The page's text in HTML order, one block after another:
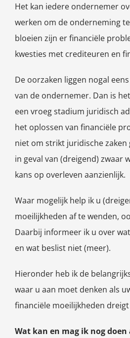
Het kan iedere ondernemer
werken om de onderneming
bloeien zijn er financiële
kwesties met crediteuren en
De oorzaken liggen nogal
van de ondernemer. Dan is
een vroeg stadium juridisch
het oplossen van financiële
niet om strikt juridische
in geval van (dreigend) zwaar
kans op overleven aanzienlijk.
Waar mogelijk help ik u
moeilijkheden af te wenden,
Daarbij informeer ik u over
en wat beslist niet (meer).
Hieronder heb ik de
waar u aan moet denken als
financiële moeilijkheden
Wat kan en mag ik nog